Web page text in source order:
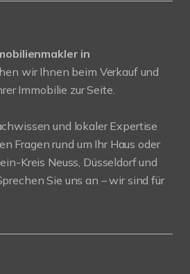
in
wir Ihnen beim Verkauf und
Immobilie zur Seite.
und lokaler Expertise
Fragen rund um Ihr Haus oder
Kreis Neuss, Düsseldorf und
Sie uns an – wir sind für